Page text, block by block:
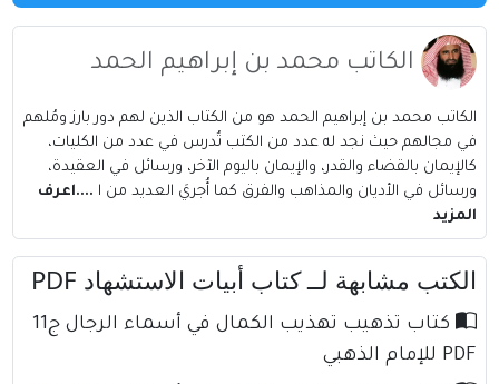
الكاتب محمد بن إبراهيم الحمد
الكاتب محمد بن إبراهيم الحمد هو من الكتاب الذين لهم دور بارز ومُلهم
في مجالهم حيث نجد له عدد من الكتب تُدرس في عدد من الكليات،
كالإيمان بالقضاء والقدر، والإيمان باليوم الآخر، ورسائل في العقيدة،
ورسائل في الأديان والمذاهب والفرق كما أُجريَ العديد من ا ....اعرف
المزيد
الكتب مشابهة لــ كتاب أبيات الاستشهاد PDF
كتاب تذهيب تهذيب الكمال في أسماء الرجال ج11
PDF للإمام الذهبي